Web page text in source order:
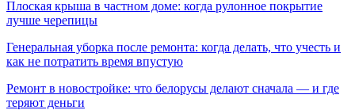
Плоская крыша в частном доме: когда рулонное покрытие
лучше черепицы
Генеральная уборка после ремонта: когда делать, что учесть и
как не потратить время впустую
Ремонт в новостройке: что белорусы делают сначала — и где
теряют деньги